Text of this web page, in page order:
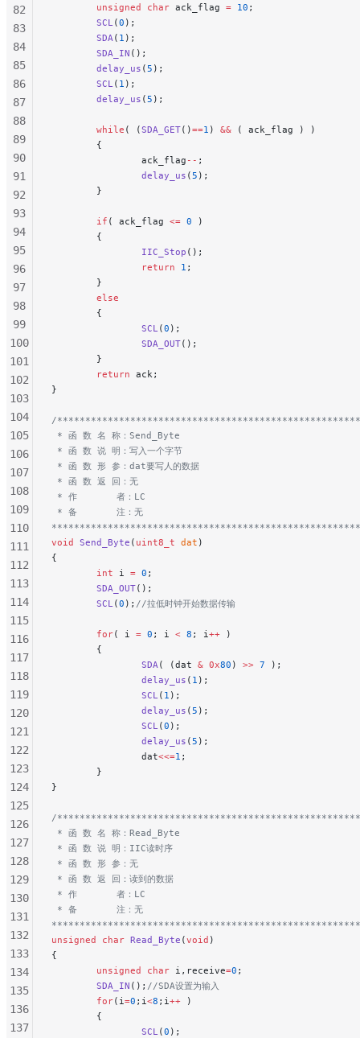
        unsigned
char ack_flag = 10 ;
        SCL
(0 );
        SDA
( 1 );
        SDA_IN
();
        delay_us
( 5 );
        SCL
( 1 );
        delay_us
( 5 );
        while
( (SDA_GET()==1 ) && ( ack_flag ) )
        {
                ack_flag
-- ;
                delay_us
( 5 );
        }
        if
( ack_flag <= 0 )
        {
                IIC_Stop
();
                return
1 ;
        }
        else
        {
                SCL
(0 );
                SDA_OUT
();
        }
        return
ack;
}
/
* 函 数 名 称：Send_Byte
* 函 数 说 明：写入一个字节
* 函 数 形 参：dat要写人的数据
* 函 数 返 回：无
* 作       者：LC
* 备       注：无
void Send_Byte ( uint8_t dat )
{
        int
i = 0 ;
        SDA_OUT
();
        SCL
(0 ); //拉低时钟开始数据传输
        for
( i = 0 ; i < 8 ; i ++ )
        {
                SDA
( (dat & 0x80 ) >> 7 );
                delay_us
( 1 );
                SCL
( 1 );
                delay_us
( 5 );
                SCL
(0 );
                delay_us
( 5 );
                dat
<<=1 ;
        }
}
/
* 函 数 名 称：Read_Byte
* 函 数 说 明：IIC读时序
* 函 数 形 参：无
* 函 数 返 回：读到的数据
* 作       者：LC
* 备       注：无
unsigned char Read_Byte (void )
{
        unsigned
char i,receive=0 ;
        SDA_IN
(); //SDA设置为输入
        for
(i =0 ;i <8 ;i ++ )
        {
                SCL
(0 );
82
83
84
85
86
87
88
89
90
91
92
93
94
95
96
97
98
99
100
101
102
103
104
105
106
107
108
109
110
111
112
113
114
115
116
117
118
119
120
121
122
123
124
125
126
127
128
129
130
131
132
133
134
135
136
137